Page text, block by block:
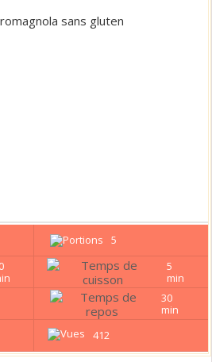
5
5
min
30
min
412